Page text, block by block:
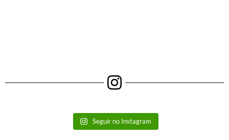
Seguir no Instagram